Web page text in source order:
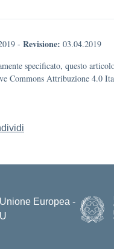
- Revisione: 03.04.2019
specificato, questo
Commons Attribuzione 4.0